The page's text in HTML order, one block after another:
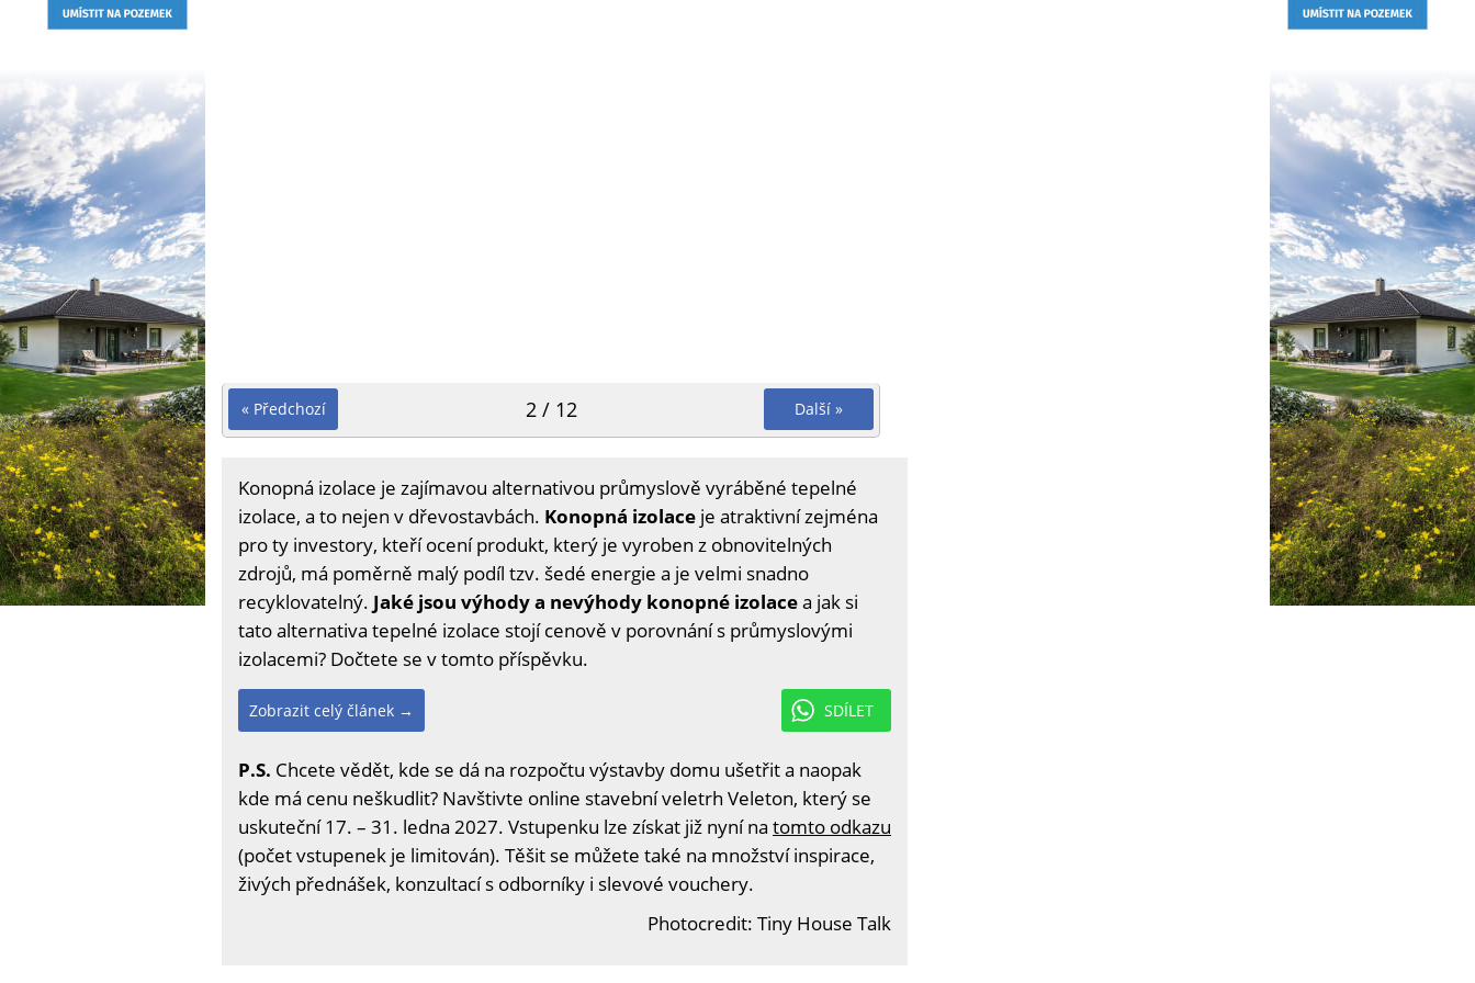
« Předchozí Další »
2 / 12
Konopná izolace je zajímavou alternativou průmyslově vyráběné tepelné
izolace, a to nejen v dřevostavbách. Konopná izolace je atraktivní zejména
pro ty investory, kteří ocení produkt, který je vyroben z obnovitelných
zdrojů, má poměrně malý podíl tzv. šedé energie a je velmi snadno
recyklovatelný. Jaké jsou výhody a nevýhody konopné izolacea jak si
tato alternativa tepelné izolace stojí cenově v porovnání s průmyslovými
izolacemi? Dočtete se v tomto příspěvku.
SDÍLET
Zobrazit celý článek →
P.S. Chcete vědět, kde se dá na rozpočtu výstavby domu ušetřit a naopak
kde má cenu neškudlit? Navštivte online stavební veletrh Veleton, který se
uskuteční 17. – 31. ledna 2027. Vstupenku lze získat již nyní na tomto odkazu
(počet vstupenek je limitován). Těšit se můžete také na množství inspirace,
živých přednášek, konzultací s odborníky i slevové vouchery.
Photocredit: Tiny House Talk